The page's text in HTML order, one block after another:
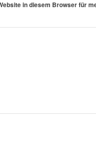
in diesem Browser für